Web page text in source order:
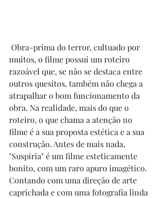
muitos, o filme possui um roteiro
razoável que, se não se destaca entre
outros quesitos, também não chega a
atrapalhar o bom funcionamento da
obra. Na realidade, mais do que o
roteiro, o que chama a atenção no
filme é a sua proposta estética e a sua
construção. Antes de mais nada,
"Suspiria" é um filme esteticamente
bonito, com um raro apuro imagético.
Contando com uma direção de arte
caprichada e com uma fotografia linda